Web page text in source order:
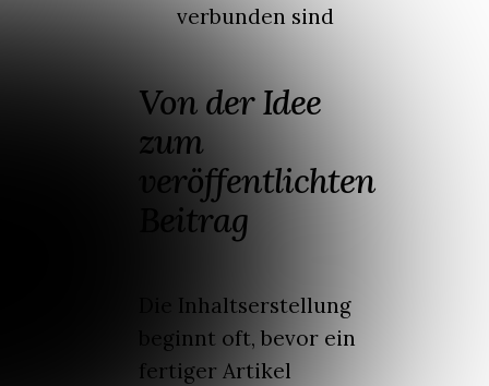
verbunden sind
Von der Idee
zum
veröffentlichten
Beitrag
Die Inhaltserstellung
beginnt oft, bevor ein
fertiger Artikel